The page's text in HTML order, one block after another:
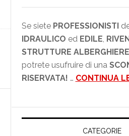
Se siete PROFESSIONISTI
IDRAULICO ed EDILE,
STRUTTURE ALBERGHIERE
potrete usufruire di una
RISERVATA! … CONTINUA
CATEGORIE